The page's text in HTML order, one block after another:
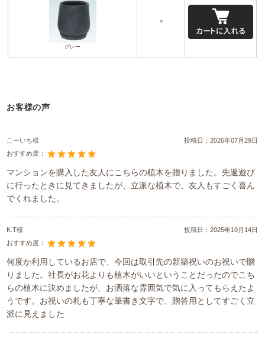
グレー
○
お客様の声
こーいち様 投稿日：2026年07月29日
おすすめ度：
マンションを購入した友人にこちらの植木を贈りました。先週遊び
に行ったときに見てきましたが、立派な植木で、友人もすごく喜ん
でくれました。
K.T様 投稿日：2025年10月14日
おすすめ度：
何度か利用しているお店で、今回は取引先の新築祝いのお祝いで贈
りました。社長がお花よりも植木がいいということだったのでこち
らの植木に決めましたが、お洒落な雰囲気で気に入ってもらえたよ
うです。お祝いの札も丁寧な筆書き文字で、贈答用としてすごく立
派に見えました